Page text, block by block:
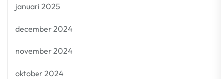
januari 2025
december 2024
november 2024
oktober 2024